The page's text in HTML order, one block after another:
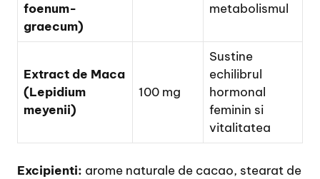
foenum-
graecum)
metabolismul
Extract de Maca
(Lepidium
meyenii)
100 mg
Sustine
echilibrul
hormonal
feminin si
vitalitatea
Excipienti: arome naturale de cacao, stearat de